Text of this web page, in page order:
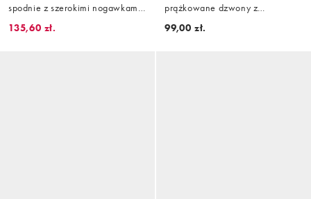
spodnie z szerokimi nogawkami i
wysokim stanem
135,60 zł.
prążkowane dzwony z
karbowanym wykończeniem
99,00 zł.